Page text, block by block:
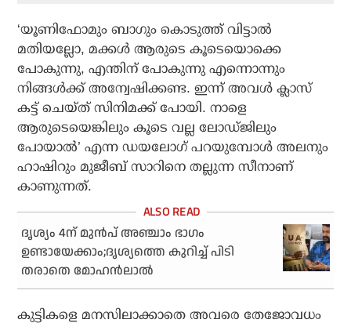
‘യൂണിഫോമും ബാഗും കൊടുത്ത് വിട്ടാല്‍
മതിയല്ലോ, മക്കള്‍ ആരുടെ കൂടെയൊക്കെ
പോകുന്നു, എന്തിന് പോകുന്നു എന്നൊന്നും
നിങ്ങള്‍ക്ക് അന്വേഷിക്കണ്ട. ഇന്ന് അവള്‍ ക്ലാസ്
കട്ട് ചെയ്ത് സിനിമക്ക് പോയി. നാളെ
ആരുടെയെങ്കിലും കൂടെ വല്ല ലോഡ്ജിലും
പോയാല്‍’ എന്ന ഡയലോഗ് പറയുമ്പോള്‍ അലനും
ഹാഷിറും മുജീബ് സാറിനെ തല്ലുന്ന സീനാണ്
കാണുന്നത്.
ദൃശ്യം 4ന് മുൻപ് അഞ്ചാം ഭാഗം
ഉണ്ടായേക്കാം;ദൃശ്യത്തെ കുറിച്ച് പിടി
തരാതെ മോഹൻലാൽ
കുട്ടികളെ മനസിലാക്കാതെ അവരെ തേജോവധം